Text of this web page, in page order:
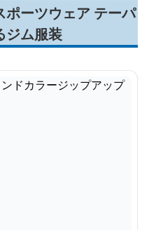
ーツウェア テーパ
ジム服装